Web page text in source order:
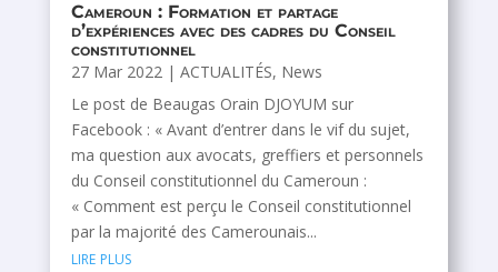
Cameroun : Formation et partage
d’expériences avec des cadres du Conseil
constitutionnel
27 Mar 2022| ACTUALITÉS, News
Le post de Beaugas Orain DJOYUM sur
Facebook : « Avant d’entrer dans le vif du sujet,
ma question aux avocats, greffiers et personnels
du Conseil constitutionnel du Cameroun :
« Comment est perçu le Conseil constitutionnel
par la majorité des Camerounais...
lire plus